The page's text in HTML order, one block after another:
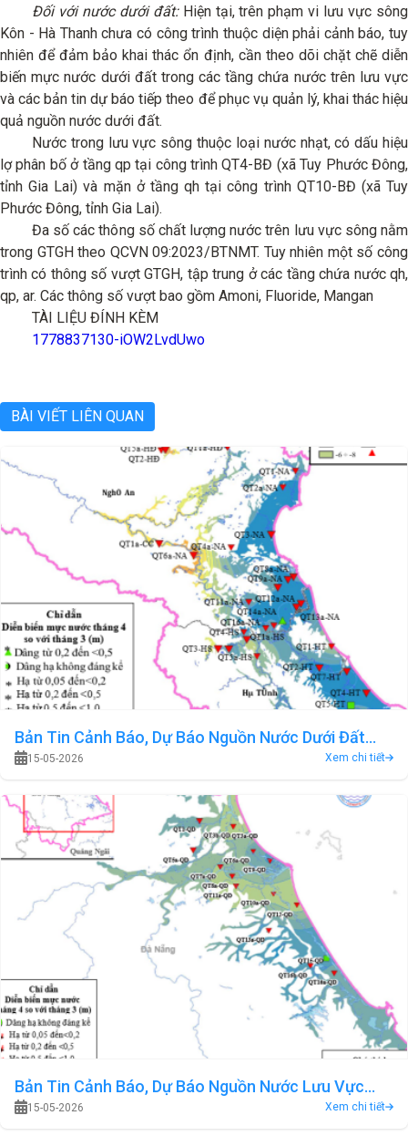
Đối với nước dưới đất: Hiện tại, trên phạm vi lưu vực sông
Kôn - Hà Thanh chưa có công trình thuộc diện phải cảnh báo, tuy
nhiên để đảm bảo khai thác ổn định, cần theo dõi chặt chẽ diễn
biến mực nước dưới đất trong các tầng chứa nước trên lưu vực
và các bản tin dự báo tiếp theo để phục vụ quản lý, khai thác hiệu
quả nguồn nước dưới đất.
Nước trong lưu vực sông thuộc loại nước nhạt, có dấu hiệu
lợ phân bố ở tầng qp tại công trình QT4-BĐ (xã Tuy Phước Đông,
tỉnh Gia Lai) và mặn ở tầng qh tại công trình QT10-BĐ (xã Tuy
Phước Đông, tỉnh Gia Lai).
Đa số các thông số chất lượng nước trên lưu vực sông nằm
trong GTGH theo QCVN 09:2023/BTNMT. Tuy nhiên một số công
trình có thông số vượt GTGH, tập trung ở các tầng chứa nước qh,
qp, ar. Các thông số vượt bao gồm Amoni, Fluoride, Mangan
TÀI LIỆU ĐÍNH KÈM
1778837130-iOW2LvdUwo
BÀI VIẾT LIÊN QUAN
Bản Tin Cảnh Báo, Dự Báo Nguồn Nước Dưới Đất
Lưu Vực Sông Cả Tháng 05 Năm 2026
15-05-2026 Xem chi tiết
Bản Tin Cảnh Báo, Dự Báo Nguồn Nước Lưu Vực
Sông Vu Gia - Thu Bồn Tháng 05 Năm 2026
15-05-2026 Xem chi tiết